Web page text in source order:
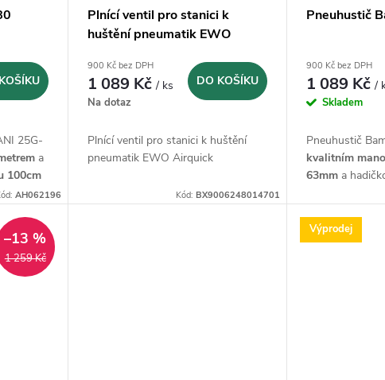
25G-
a
100cm
AH062196
Plnící ventil pro stanici k
huštění pneumatik EWO
900 Kč bez DPH
1 089 Kč/ ks
Na dotaz
DO KOŠÍKU
Plnící ventil pro stanici k huštění
pneumatik EWO Airquick
Kód: BX9006248014701
Pneuhustič
900 Kč bez DPH
1 089 Kč/
Skladem
Pneuhustič
kvalitním
63mma
1 259 Kč
–13 % Výprodej